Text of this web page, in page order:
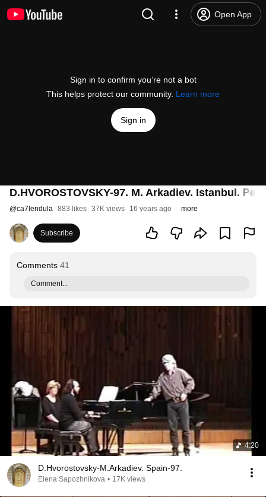
Open App
Sign in to confirm you’re not a bot
This helps protect our community. Learn more
Sign in
D.HVOROSTOVSKY-97. M. Arkadiev. Istanbul.
@ca7lendula 883 likes 37K views 16 years ago more
Subscribe
Comments 41
Comment...
4:20
D.Hvorostovsky-M.Arkadiev. Spain-97.
Elena Sapozhnikova • 17K views